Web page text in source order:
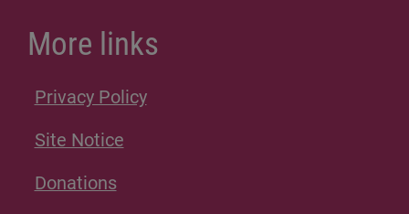
More links
Privacy Policy
Site Notice
Donations